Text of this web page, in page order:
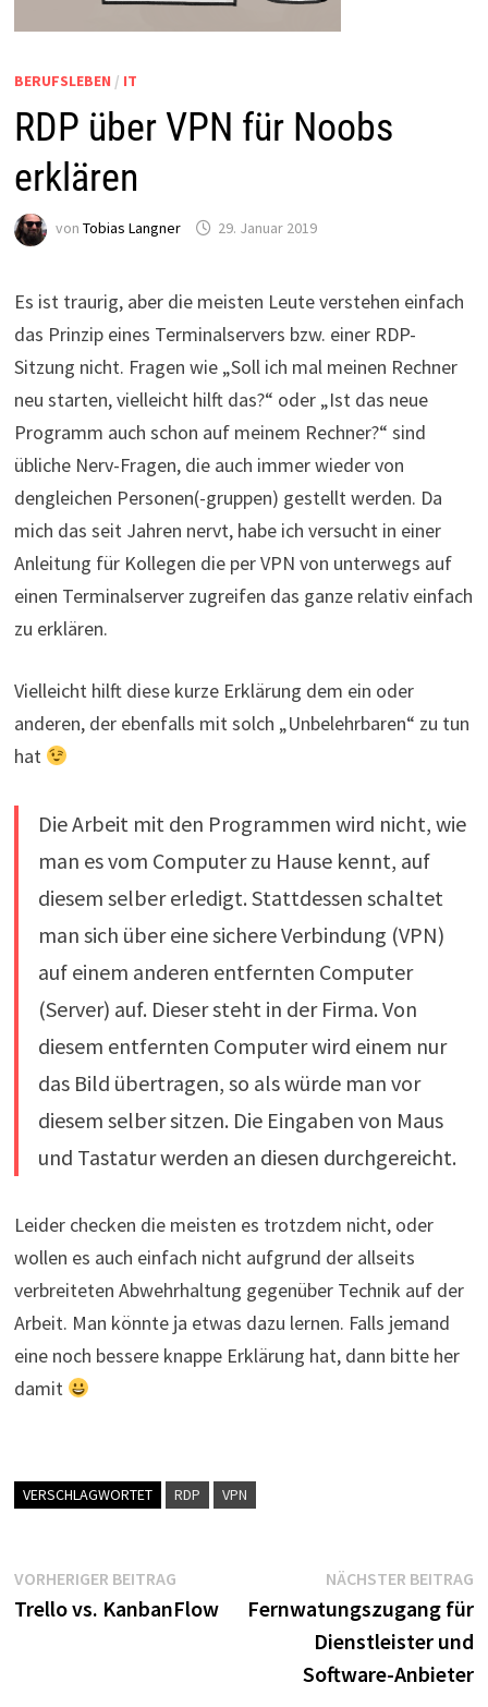
BERUFSLEBEN / IT
RDP über VPN für Noobs
erklären
von Tobias Langner 29. Januar 2019
Es ist traurig, aber die meisten Leute verstehen einfach
das Prinzip eines Terminalservers bzw. einer RDP-
Sitzung nicht. Fragen wie „Soll ich mal meinen Rechner
neu starten, vielleicht hilft das?“ oder „Ist das neue
Programm auch schon auf meinem Rechner?“ sind
übliche Nerv-Fragen, die auch immer wieder von
dengleichen Personen(-gruppen) gestellt werden. Da
mich das seit Jahren nervt, habe ich versucht in einer
Anleitung für Kollegen die per VPN von unterwegs auf
einen Terminalserver zugreifen das ganze relativ einfach
zu erklären.
Vielleicht hilft diese kurze Erklärung dem ein oder
anderen, der ebenfalls mit solch „Unbelehrbaren“ zu tun
hat
Die Arbeit mit den Programmen wird nicht, wie
man es vom Computer zu Hause kennt, auf
diesem selber erledigt. Stattdessen schaltet
man sich über eine sichere Verbindung (VPN)
auf einem anderen entfernten Computer
(Server) auf. Dieser steht in der Firma. Von
diesem entfernten Computer wird einem nur
das Bild übertragen, so als würde man vor
diesem selber sitzen. Die Eingaben von Maus
und Tastatur werden an diesen durchgereicht.
Leider checken die meisten es trotzdem nicht, oder
wollen es auch einfach nicht aufgrund der allseits
verbreiteten Abwehrhaltung gegenüber Technik auf der
Arbeit. Man könnte ja etwas dazu lernen. Falls jemand
eine noch bessere knappe Erklärung hat, dann bitte her
damit
VERSCHLAGWORTET RDP VPN
Beitragsnavigation
VORHERIGER BEITRAGVorheriger
Beitrag:
Trello vs. KanbanFlow
NÄCHSTER BEITRAG
Fernwatungszugang für
Dienstleister und
Software-Anbieter